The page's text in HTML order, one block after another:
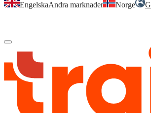
EngelskaAndra marknader Norge